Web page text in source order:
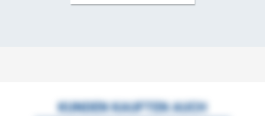
KUNDEN KAUFTEN AUCH